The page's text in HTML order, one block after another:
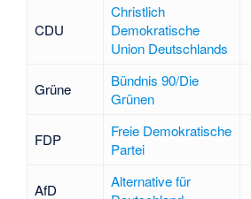
CDU
Christlich
Demokratische
Union Deutschlands
Grüne
Bündnis 90/Die
Grünen
FDP
Freie Demokratische
Partei
AfD
Alternative für